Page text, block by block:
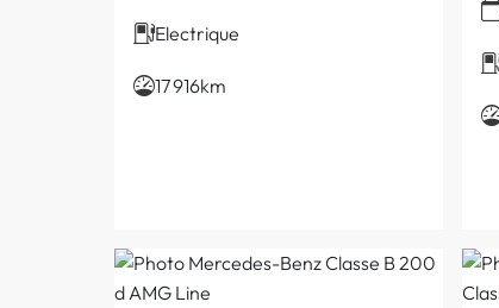
Electrique
17 916km